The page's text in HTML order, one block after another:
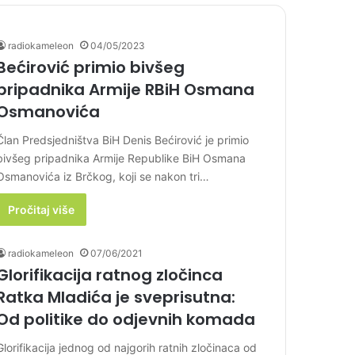
radiokameleon 04/05/2023
primio bivšeg
Armije RBiH Osmana
Predsjedništva BiH Denis Bećirović je primio
pripadnika Armije Republike BiH Osmana
iz Brčkog, koji se nakon tri…
Pročitaj više
radiokameleon 07/06/2021
ratnog zločinca
Mladića je sveprisutna:
politike do odjevnih komada
jednog od najgorih ratnih zločinaca od